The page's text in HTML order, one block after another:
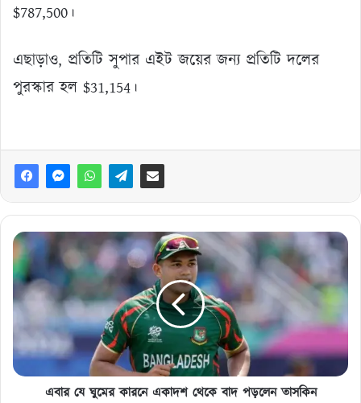
$787,500।
এছাড়াও, প্রতিটি সুপার এইট জয়ের জন্য প্রতিটি দলের
পুরস্কার হল $31,154।
এবার
যে
ঘুমের
কারনে
একাদশ
পড়লেন
তাসকিন
এবার যে ঘুমের কারনে একাদশ থেকে বাদ পড়লেন তাসকিন